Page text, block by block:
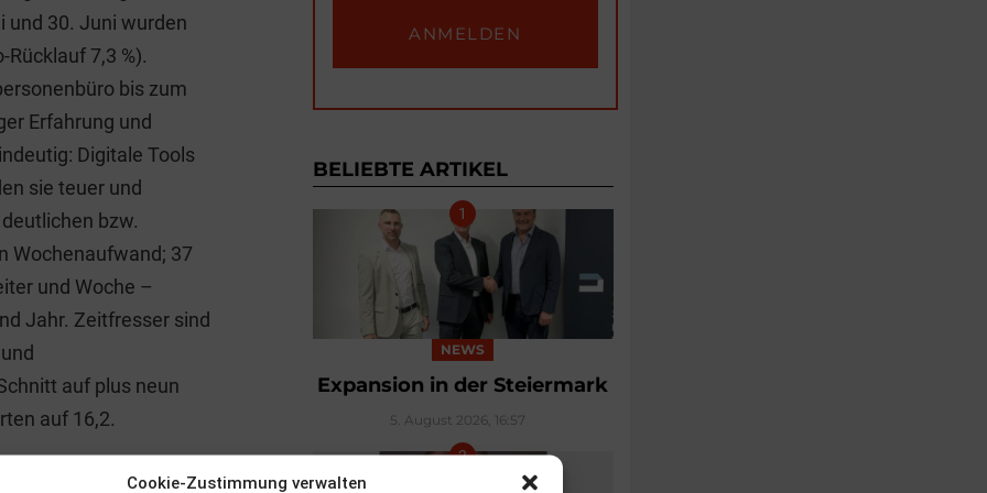
Cookie-Zustimmung verwalten
und 30. Juni wurden
7,3 %).
bis zum
Erfahrung und
Digitale Tools
sie teuer und
bzw.
Wochenaufwand; 37
und Woche –
Jahr. Zeitfresser sind
auf plus neun
auf 16,2.
Kategorie“: Pro
BELIEBTE ARTIKEL
NEWS
Expansion in der Steiermark
5. August 2026, 16:57